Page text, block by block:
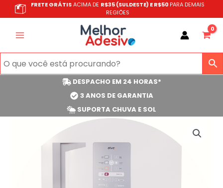
para
FRETE GRÁTISACIMA DE R$35 (SULDESTE) E R$50 PARA DEMAIS
REGIÕES
DESPACHO EM 24 HORAS*
3 ANOS DE GARANTIA
SUPORTA CHUVA E SOL